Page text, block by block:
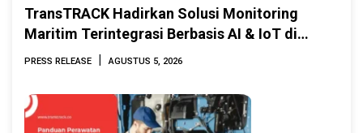
TransTRACK Hadirkan Solusi Monitoring
Maritim Terintegrasi Berbasis AI & IoT di
Indonesia Marine & Offshore Expo (IMOX)
PRESS RELEASE | AGUSTUS 5, 2026